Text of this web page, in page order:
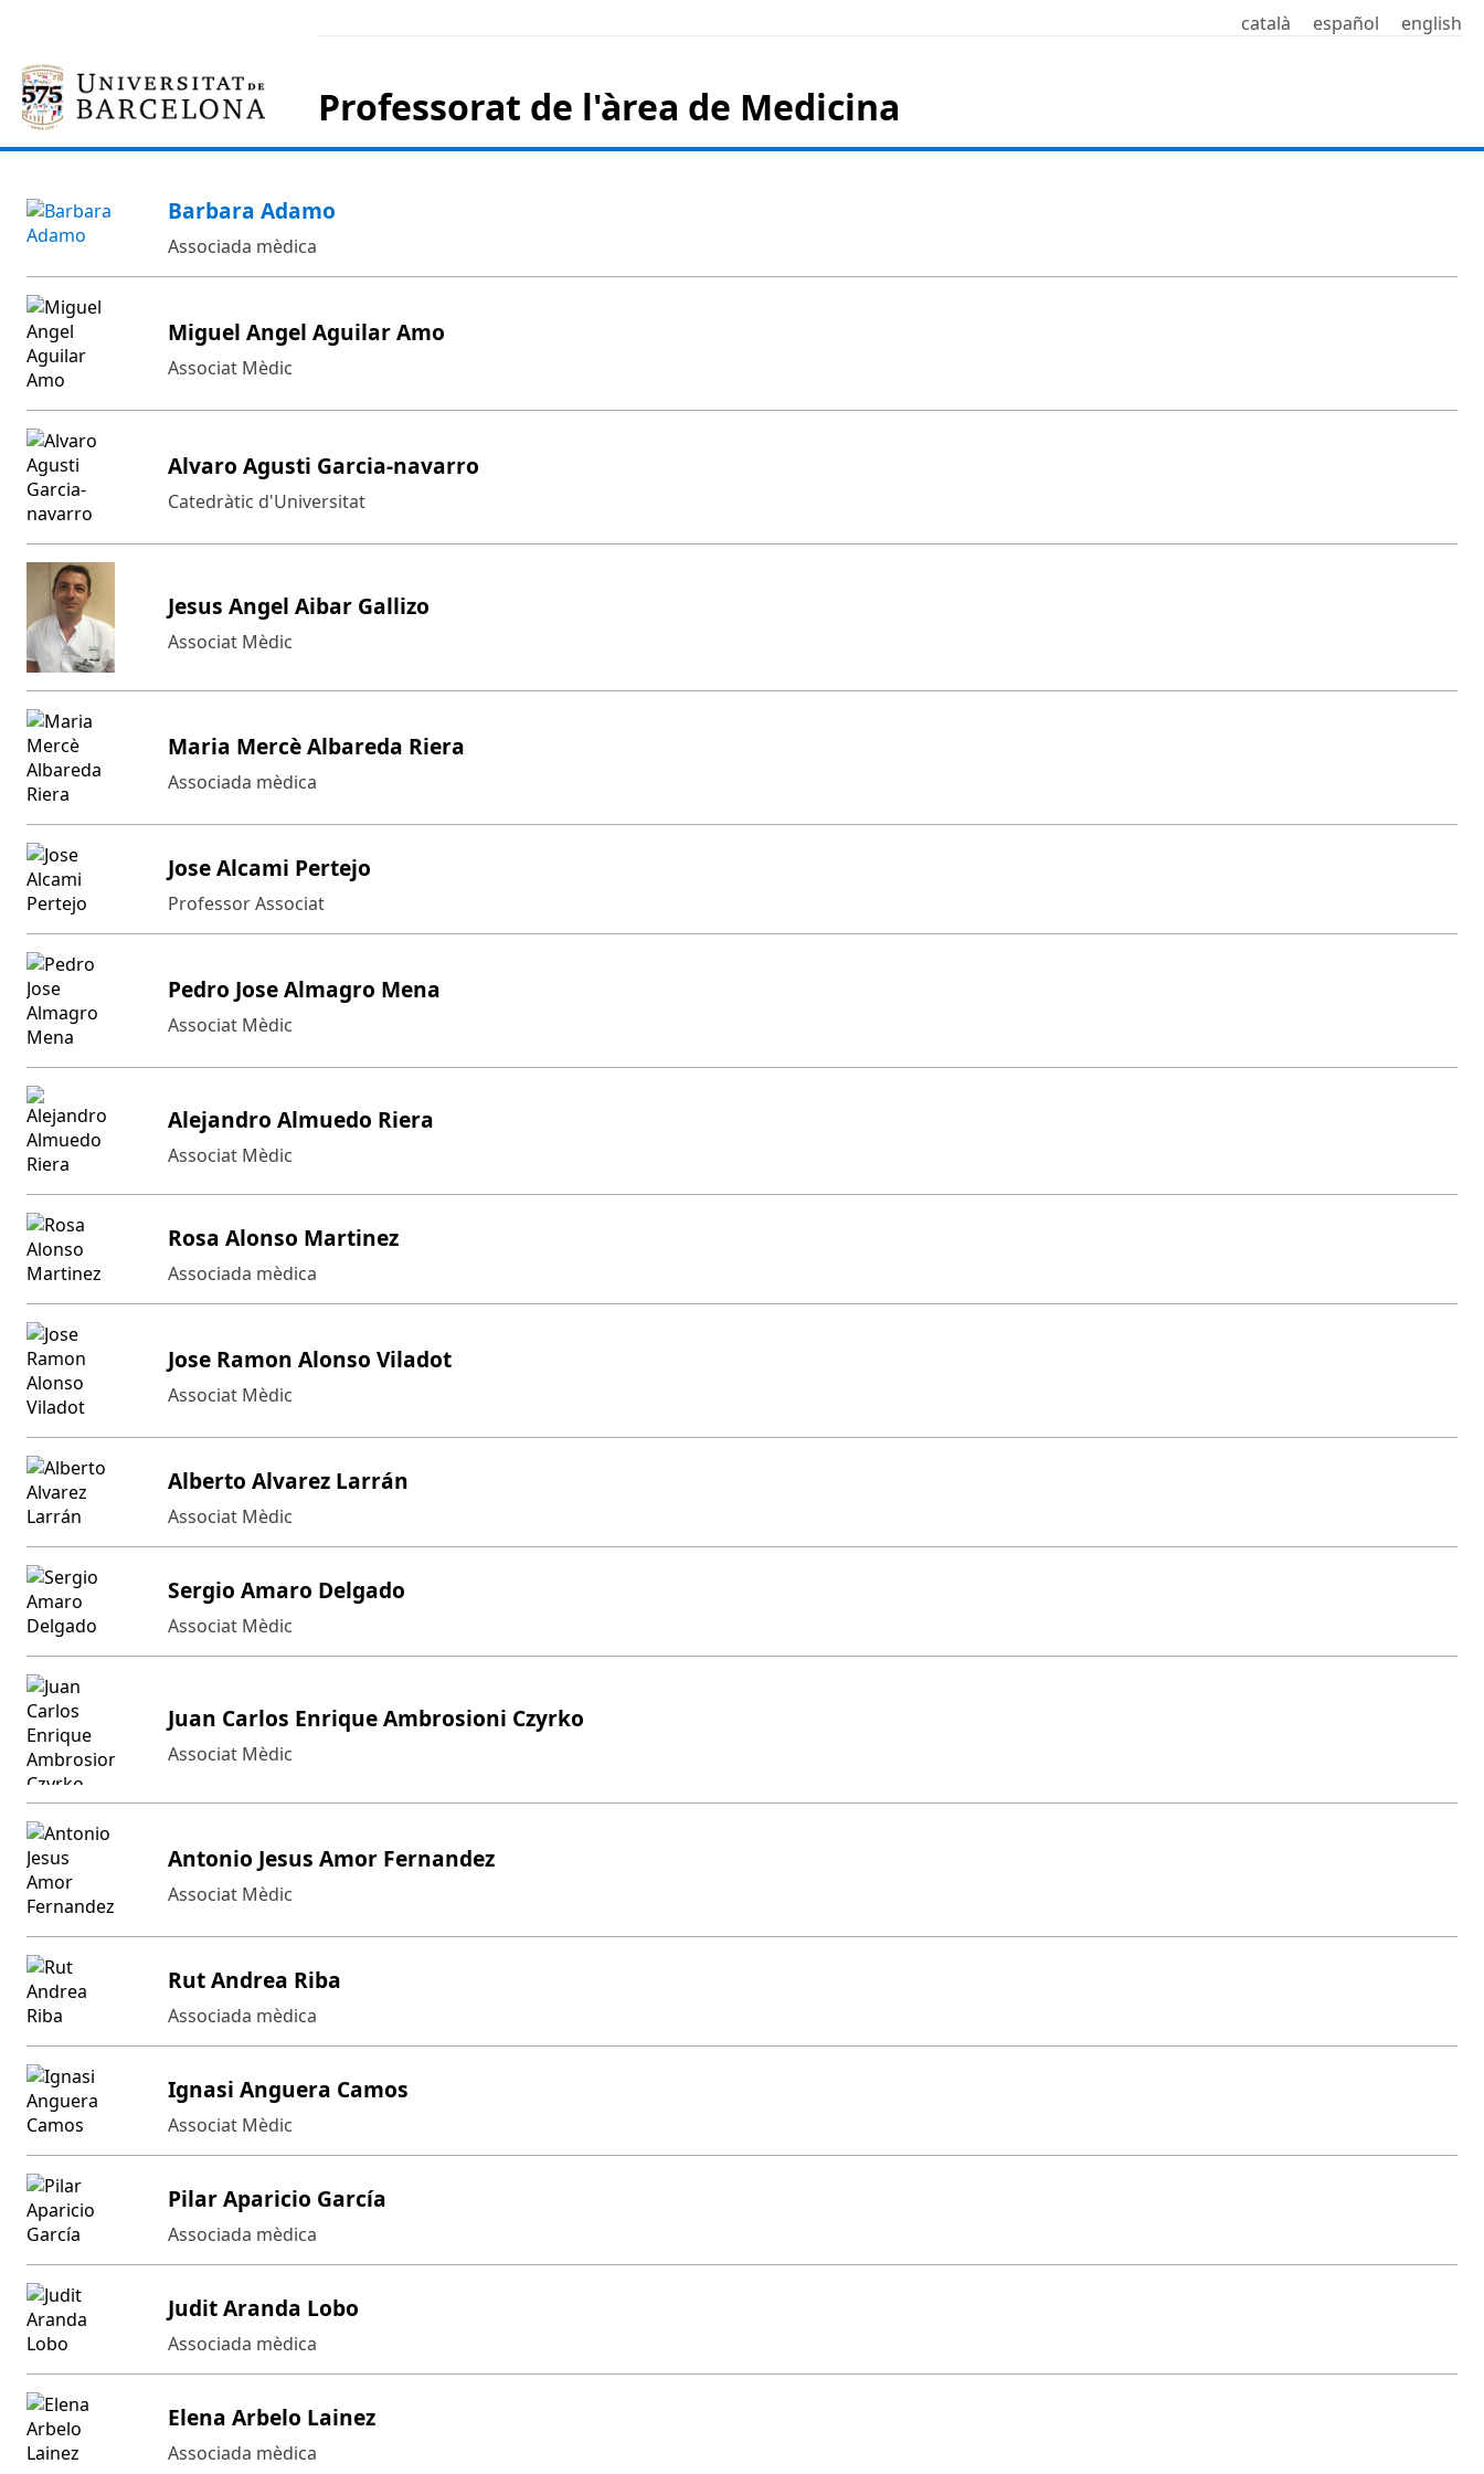
català español english
Professorat de l'àrea de Medicina
Barbara Adamo
Associada mèdica
Miguel Angel Aguilar Amo
Associat Mèdic
Alvaro Agusti Garcia-navarro
Catedràtic d'Universitat
Jesus Angel Aibar Gallizo
Associat Mèdic
Maria Mercè Albareda Riera
Associada mèdica
Jose Alcami Pertejo
Professor Associat
Pedro Jose Almagro Mena
Associat Mèdic
Alejandro Almuedo Riera
Associat Mèdic
Rosa Alonso Martinez
Associada mèdica
Jose Ramon Alonso Viladot
Associat Mèdic
Alberto Alvarez Larrán
Associat Mèdic
Sergio Amaro Delgado
Associat Mèdic
Juan Carlos Enrique Ambrosioni Czyrko
Associat Mèdic
Antonio Jesus Amor Fernandez
Associat Mèdic
Rut Andrea Riba
Associada mèdica
Ignasi Anguera Camos
Associat Mèdic
Pilar Aparicio García
Associada mèdica
Judit Aranda Lobo
Associada mèdica
Elena Arbelo Lainez
Associada mèdica